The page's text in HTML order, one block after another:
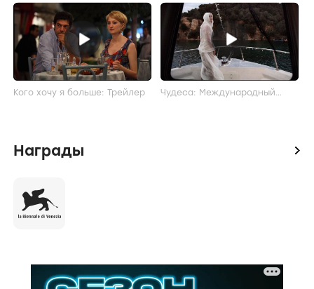
Кого хочу я больше: Трейлер
Чудеса: Международный
Награды icon